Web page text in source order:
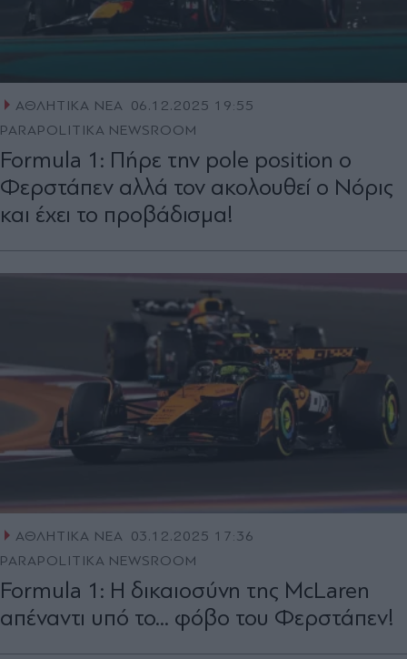
ΑΘΛΗΤΙΚΑ ΝΕΑ
06.12.2025 19:55
PARAPOLITIKA NEWSROOM
Formula 1: Πήρε την pole position ο
Φερστάπεν αλλά τον ακολουθεί ο Νόρις
και έχει το προβάδισμα!
ΑΘΛΗΤΙΚΑ ΝΕΑ 03.12.2025 17:36
PARAPOLITIKA NEWSROOM
Formula 1: Η δικαιοσύνη της McLaren
απέναντι υπό το... φόβο του Φερστάπεν!